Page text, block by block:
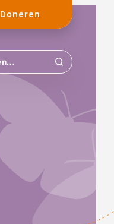
Doneren